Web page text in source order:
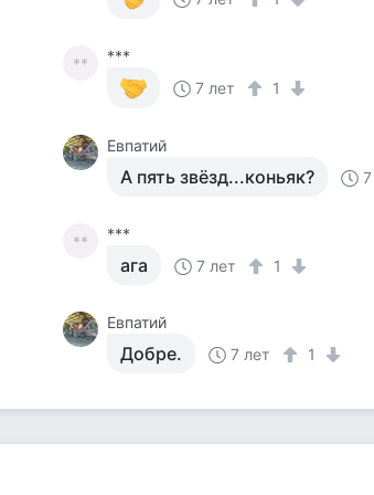
**
***
7 лет
1
Евпатий
А пять звёзд...коньяк?
** ***
ага 7 лет 1
Евпатий
Добре. 7 лет 1